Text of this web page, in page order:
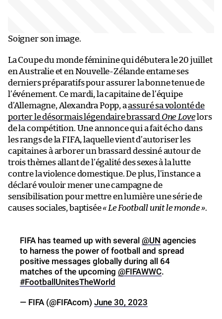
Soigner son image.
La Coupe du monde féminine qui débutera le 20 juillet
en Australie et en Nouvelle-Zélande entame ses
derniers préparatifs pour assurer la bonne tenue de
l’événement. Ce mardi, la capitaine de l’équipe
d’Allemagne, Alexandra Popp, aassuré sa volonté de
porter le désormais légendaire brassard One Lovelors
de la compétition. Une annonce qui a fait écho dans
les rangs de la FIFA, laquelle vient d’autoriser les
capitaines à arborer un brassard dessiné autour de
trois thèmes allant de l’égalité des sexes à la lutte
contre la violence domestique. De plus, l’instance a
déclaré vouloir mener une campagne de
sensibilisation pour mettre en lumière une série de
causes sociales, baptisée« Le Football unit le monde ».
FIFA has teamed up with several @UN agencies
to harness the power of football and spread
positive messages globally during all 64
matches of the upcoming @FIFAWWC.
#FootballUnitesTheWorld
— FIFA (@FIFAcom) June 30, 2023